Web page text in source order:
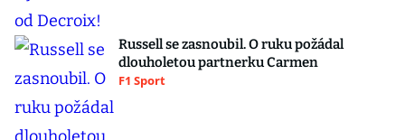
Russell se zasnoubil. O ruku požádal
dlouholetou partnerku Carmen
F1 Sport